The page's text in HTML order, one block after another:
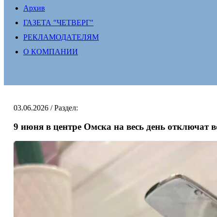
Архив
ГАЗЕТА "ЧЕТВЕРГ"
РЕКЛАМОДАТЕЛЯМ
О КОМПАНИИ
03.06.2026 / Раздел:
9 июня в центре Омска на весь день отключат